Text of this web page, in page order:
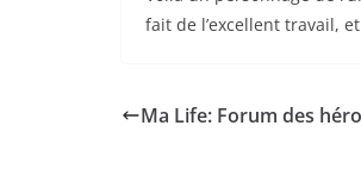
fait de l’excellent travail,
Ma Life: Forum des